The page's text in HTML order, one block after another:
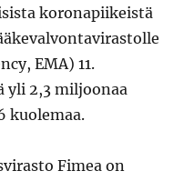
koronapiikeistä
EMA) 11.
yli 2,3 miljoonaa
kuolemaa.
Fimea on